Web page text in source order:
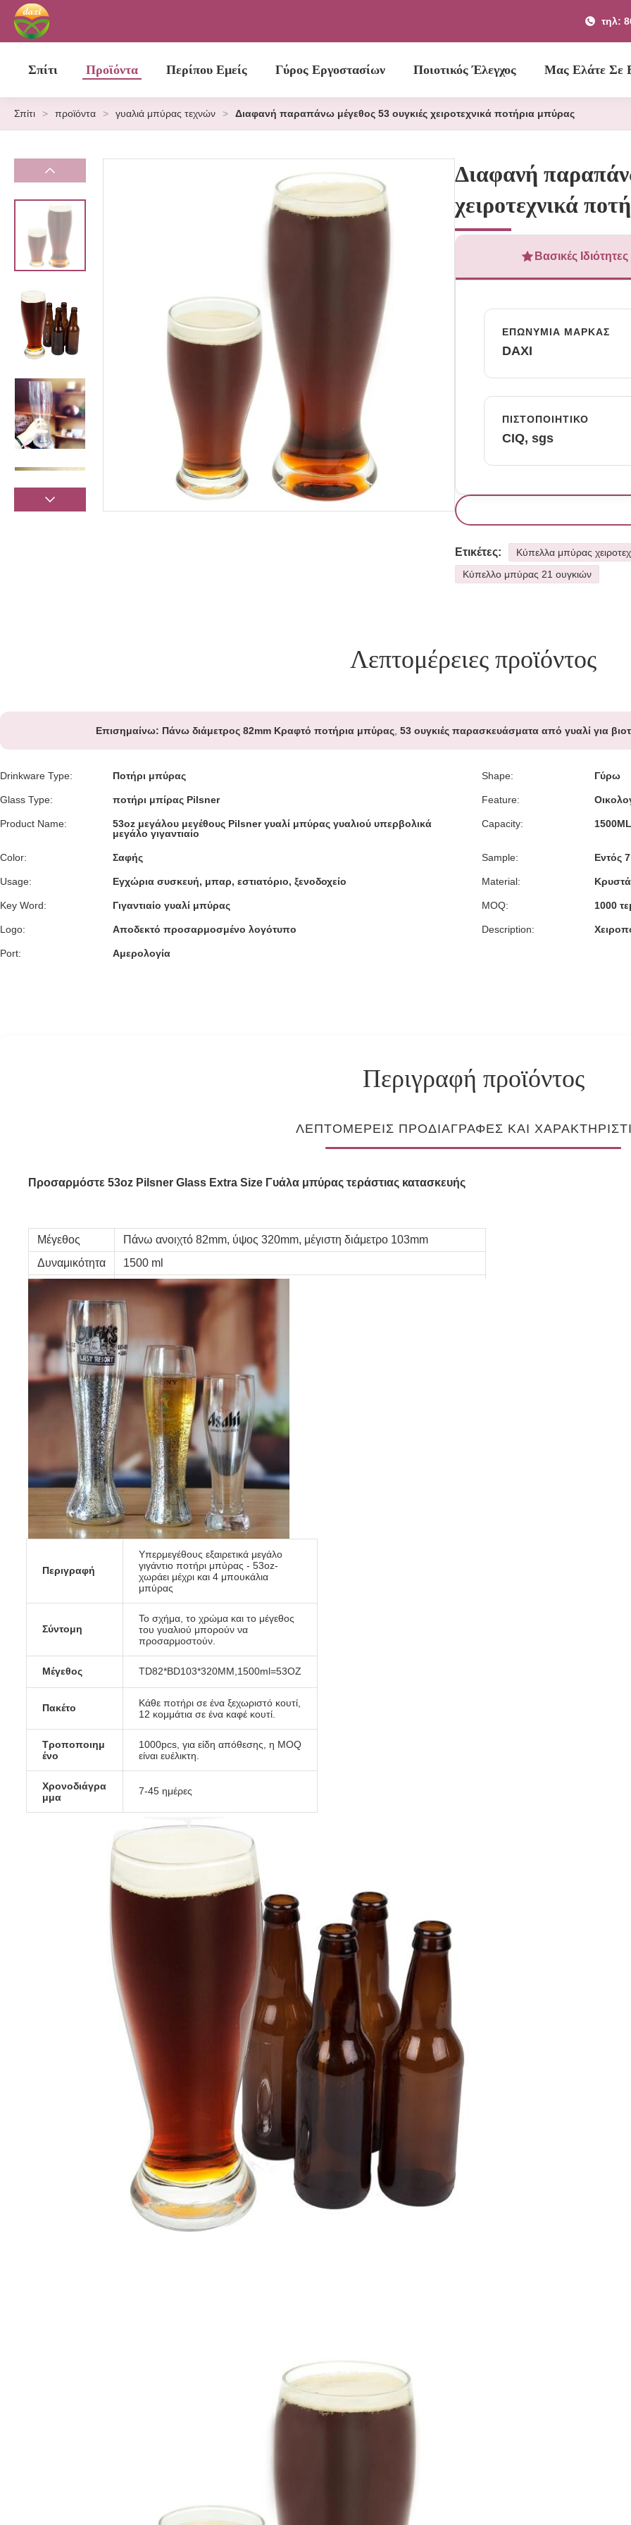
τηλ:
Σπίτι Προϊόντα Περίπου Εμείς Γύρος Εργοστασίων Ποιοτικός Έλεγχος Μας Ελάτε Σε
Σπίτι > προϊόντα > γυαλιά μπύρας τεχνών > Διαφανή παραπάνω μέγεθος 53 ουγκιές χειροτεχνικά ποτήρια μπύρας
Διαφανή
χειροτεχνικά
Βασικές Ιδιότητες
ΕΠΩΝΥΜΊΑ ΜΆΡΚΑΣ
DAXI
ΠΙΣΤΟΠΟΙΗΤΙΚΌ
CIQ, sgs
Ετικέτες:
Κύπελλα μπύρας
Κύπελλο μπύρας 21 ουγκιών
Λεπτομέρειες προϊόντος
Επισημαίνω: Πάνω διάμετρος 82mm Κραφτό ποτήρια μπύρας 53 ουγκιές παρασκευάσματα από γυαλί για
Drinkware Type: Ποτήρι μπύρας Shape: Γύρω
Glass Type: ποτήρι μπίρας Pilsner Feature:
Product Name:
53oz μεγάλου μεγέθους Pilsner γυαλί μπύρας γυαλιού υπερβολικά
μεγάλο γιγαντιαίο
Capacity: 1500ML
Color: Σαφής Sample: Εντός
Usage: Εγχώρια συσκευή, μπαρ, εστιατόριο, ξενοδοχείο Material:
Key Word: Γιγαντιαίο γυαλί μπύρας MOQ: 1000
Logo: Αποδεκτό προσαρμοσμένο λογότυπο Description:
Port: Αμερολογία
Περιγραφή προϊόντος
ΛΕΠΤΟΜΕΡΕΊΣ ΠΡΟΔΙΑΓΡΑΦΈΣ ΚΑΙ
Προσαρμόστε 53oz Pilsner Glass Extra Size Γυάλα μπύρας τεράστιας κατασκευής
Μέγεθος
Πάνω ανοιχτό 82mm, ύψος 320mm, μέγιστη διάμετρο 103mm
Δυναμικότητα
1500 ml
Συσκευή
κάθε ένα σε ένα ενιαίο εσωτερικό κουτί, 12 τεμάχια στο κύριο κουτί
Περιγραφή
Υπερμεγέθους εξαιρετικά μεγάλο
γιγάντιο ποτήρι μπύρας - 53oz-
χωράει μέχρι και 4 μπουκάλια
μπύρας
Σύντομη
Το σχήμα, το χρώμα και το μέγεθος
του γυαλιού μπορούν να
προσαρμοστούν.
Μέγεθος TD82*BD103*320MM,1500ml=53OZ
Πακέτο
Κάθε ποτήρι σε ένα ξεχωριστό κουτί,
12 κομμάτια σε ένα καφέ κουτί.
Τροποποιημ
ένο
1000pcs, για είδη απόθεσης, η MOQ
είναι ευέλικτη.
Χρονοδιάγρα
μμα
7-45 ημέρες